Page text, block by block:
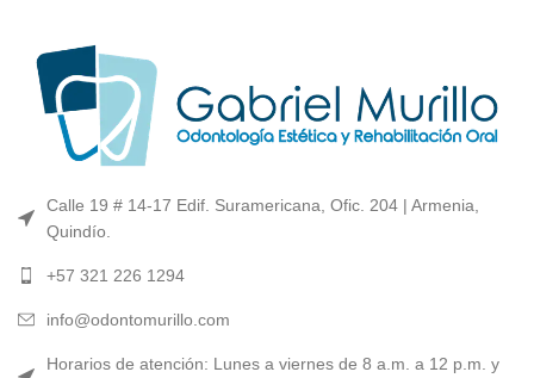
Calle 19 # 14-17 Edif. Suramericana, Ofic. 204 | Armenia,
Quindío.
+57 321 226 1294
info@odontomurillo.com
Horarios de atención: Lunes a viernes de 8 a.m. a 12 p.m. y